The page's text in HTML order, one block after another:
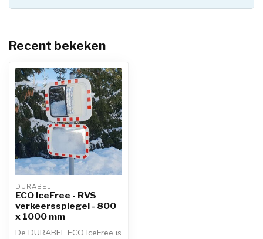
Recent bekeken
DURABEL
ECO IceFree - RVS
verkeersspiegel - 800
x 1000 mm
De DURABEL ECO IceFree is